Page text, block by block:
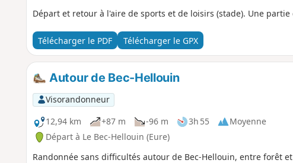
Départ et retour à l'aire de sports et de loisirs (stade). Une
Télécharger le PDF Télécharger le GPX
Autour de Bec-Hellouin
Visorandonneur
12,94 km
+87 m -96 m 3h 55
Moyenne
Départ à Le Bec-Hellouin (Eure)
Randonnée sans difficultés autour de Bec-Hellouin, entre forêt